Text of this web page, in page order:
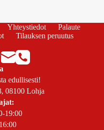
Yhteystiedot
Palaute
Tilauksen peruutus
edullisesti!
08100 Lohja
19:00